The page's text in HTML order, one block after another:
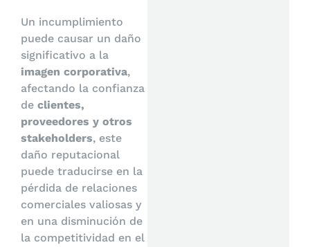
Un incumplimiento
puede causar un daño
significativo a la
imagen corporativa,
afectando la confianza
de clientes,
proveedores y otros
stakeholders, este
daño reputacional
puede traducirse en la
pérdida de relaciones
comerciales valiosas y
en una disminución de
la competitividad en el